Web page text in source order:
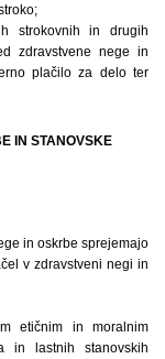
strokovnih in drugih
zdravstvene nege in
plačilo za delo ter
IN STANOVSKE
in oskrbe sprejemajo
v zdravstveni negi in
etičnim in moralnim
in lastnih stanovskih